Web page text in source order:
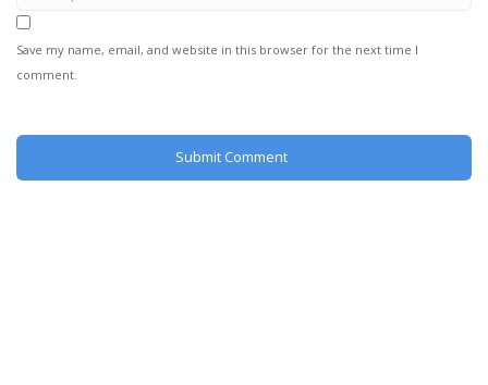
Save my name, email, and website in this browser for the next time I
comment.